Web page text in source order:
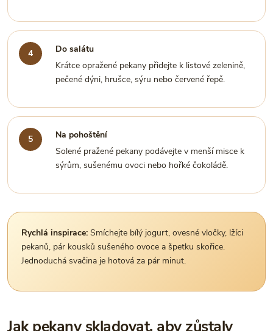
Do salátu
Krátce opražené pekany přidejte k listové zelenině,
pečené dýni, hrušce, sýru nebo červené řepě.
Na pohoštění
Solené pražené pekany podávejte v menší misce k
sýrům, sušenému ovoci nebo hořké čokoládě.
Rychlá inspirace: Smíchejte bílý jogurt, ovesné vločky, lžíci
pekanů, pár kousků sušeného ovoce a špetku skořice.
Jednoduchá svačina je hotová za pár minut.
Jak pekany skladovat, aby zůstaly